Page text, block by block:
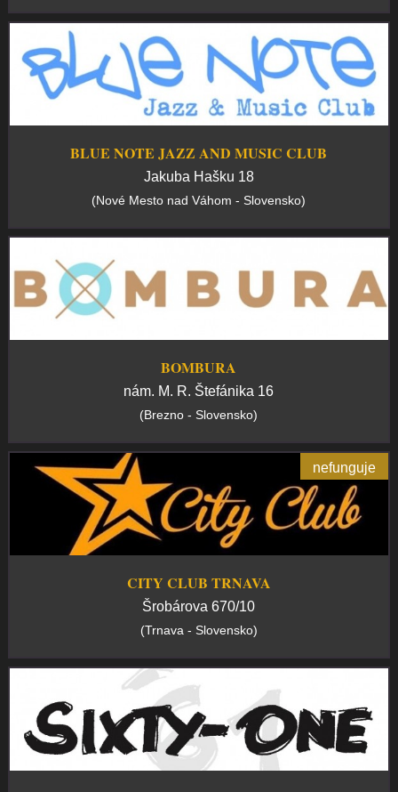
BLUE NOTE JAZZ AND MUSIC CLUB
Jakuba Hašku 18
(Nové Mesto nad Váhom - Slovensko)
BOMBURA
nám. M. R. Štefánika 16
(Brezno - Slovensko)
nefunguje
CITY CLUB TRNAVA
Šrobárova 670/10
(Trnava - Slovensko)